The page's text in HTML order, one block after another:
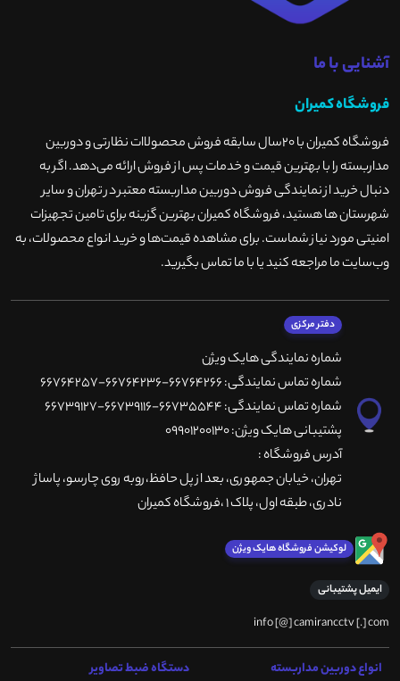
آشنایی با ما
فروشگاه کمیران
فروشگاه کمیران با ۲۰سال سابقه فروش محصولاات نظارتی و دوربین
مداربسته را با بهترین قیمت و خدمات پس از فروش ارائه می‌دهد. اگر به
دنبال خرید از نمایندگی فروش دوربین مداربسته معتبر در تهران و سایر
شهرستان ها هستید، فروشگاه کمیران بهترین گزینه برای تامین تجهیزات
امنیتی مورد نیاز شماست. برای مشاهده قیمت‌ها و خرید انواع محصولات، به
وب‌سایت ما مراجعه کنید یا با ما تماس بگیرید.
دفتر مرکزی
شماره نمایندگی هایک ویژن
شماره تماس نمایندگی: 66764266-66764236-66764257
شماره تماس نمایندگی: 66735544-66739116-66739127
پشتیبانی هایک ویژن: 09901200130
آدرس فروشگاه :
تهران، خيابان جمهوری، بعد از پل حافظ،روبه روی چارسو، پاساژ
نادری، طبقه اول، پلاک 1 ،فروشگاه کمیران
لوکیشن فروشگاه هایک ویژن
ایمیل پشتیبانی
info [@] camirancctv [.] com
انواع دوربین مداربسته دستگاه ضبط تصاویر